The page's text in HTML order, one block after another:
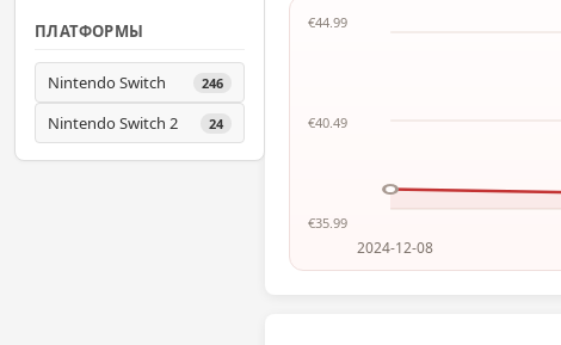
ПЛАТФОРМЫ
Nintendo Switch 246
Nintendo Switch 2 24
€44.99
€40.49
€35.99
2024-12-08